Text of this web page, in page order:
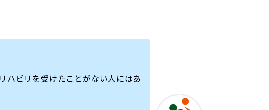
ビリを受けたことがない人にはあ